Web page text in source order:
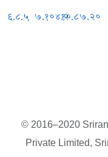
६.८.५ ७.१०४.२१०.८७.२०
© 2016–2020
Private Limited,